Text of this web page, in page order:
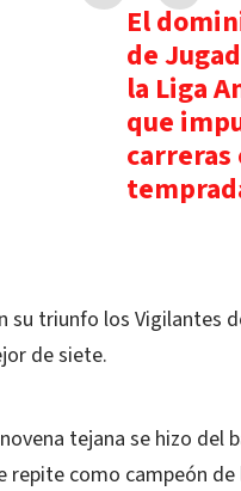
El
de
la Liga
que
carreras
su triunfo los Vigilantes
de siete.
tejana se hizo del
repite como campeón de